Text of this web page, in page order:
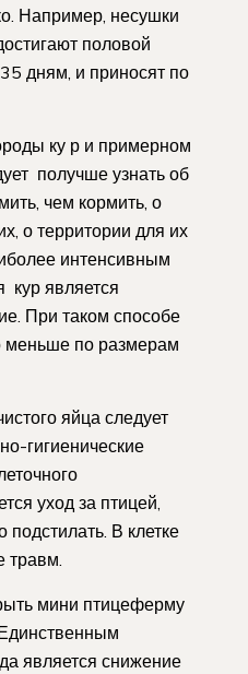
Например, несушки
половой
дням, и приносят по
ку р и примерном
получше узнать об
чем кормить, о
о территории для их
интенсивным
является
При таком способе
меньше по размерам
яйца следует
гигиенические
уход за птицей,
подстилать. В клетке
травм.
мини птицеферму
является снижение